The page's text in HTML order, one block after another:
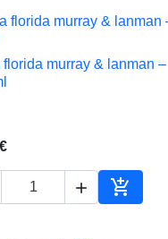
 Vista rápida
florida murray & lanman –
 